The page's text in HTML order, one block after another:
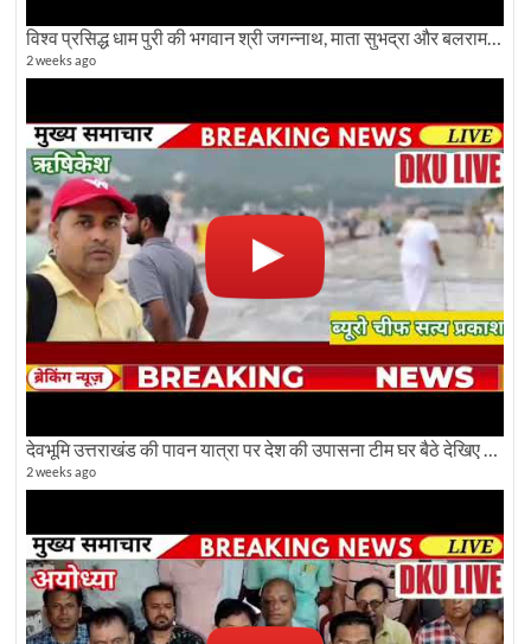
विश्व प्रसिद्ध धाम पुरी की भगवान श्री जगन्नाथ, माता सुभद्रा और बलराम जी की भव्य शोभा यात्रा देखिए
2 weeks ago
2 weeks ago